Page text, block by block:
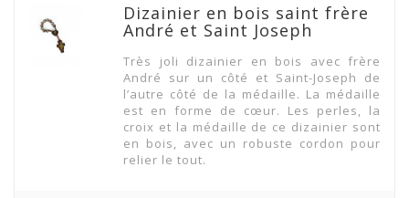
Dizainier en bois saint frère
André et Saint Joseph
Très joli dizainier en bois avec frère
André sur un côté et Saint-Joseph de
l’autre côté de la médaille. La médaille
est en forme de cœur. Les perles, la
croix et la médaille de ce dizainier sont
en bois, avec un robuste cordon pour
relier le tout.